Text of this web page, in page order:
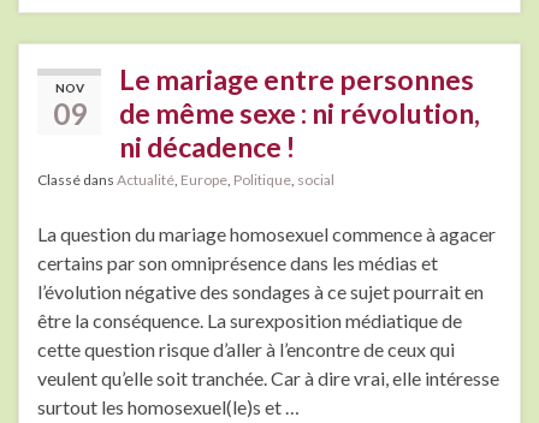
NOV
09
Le mariage entre personnes
de même sexe : ni révolution,
ni décadence !
Classé dans Actualité, Europe, Politique, social
La question du mariage homosexuel commence à agacer
certains par son omniprésence dans les médias et
l’évolution négative des sondages à ce sujet pourrait en
être la conséquence. La surexposition médiatique de
cette question risque d’aller à l’encontre de ceux qui
veulent qu’elle soit tranchée. Car à dire vrai, elle intéresse
surtout les homosexuel(le)s et …